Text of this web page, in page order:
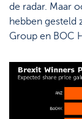
de radar. Maar
hebben gesteld
Group en BOC